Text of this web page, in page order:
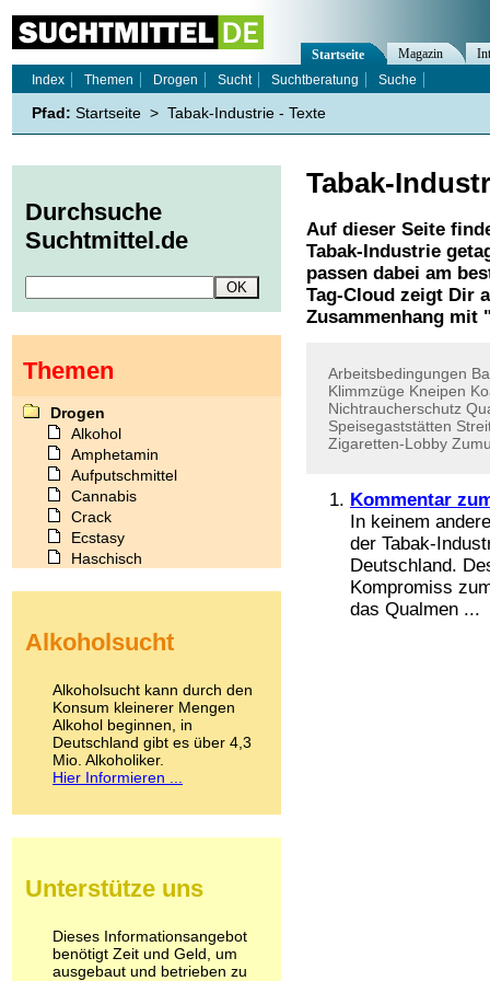
Tabak-
Auf dieser Seite
Tabak-Industrie
passen dabei am
Tag-Cloud zeigt Dir
Zusammenhang mit
Arbeitsbedingungen
Klimmzüge Kneipen
Nichtraucherschutz
Speisegaststätten
Zigaretten-Lobby
Kommentar
In keinem
der Tabak-
Deutschland.
Kompromiss
das Qualmen ...
Startseite Magazin
Index
Themen Drogen Sucht Suchtberatung Suche
Pfad: Startseite > Tabak-Industrie - Texte
Durchsuche
Suchtmittel.de
Themen
Drogen
Alkohol
Amphetamin
Aufputschmittel
Cannabis
Crack
Ecstasy
Haschisch
Kokain
LSD
Marihuana
Medikamente
Meskalin
Metamphetamin
Methadon
Pilze
Psychopharmaka
Schlafmittel
Schmerzmittel
Alkoholsucht
Alkoholsucht kann durch den
Konsum kleinerer Mengen
Alkohol beginnen, in
Deutschland gibt es über 4,3
Mio. Alkoholiker.
Hier Informieren ...
Unterstütze uns
Dieses Informationsangebot
benötigt Zeit und Geld, um
ausgebaut und betrieben zu